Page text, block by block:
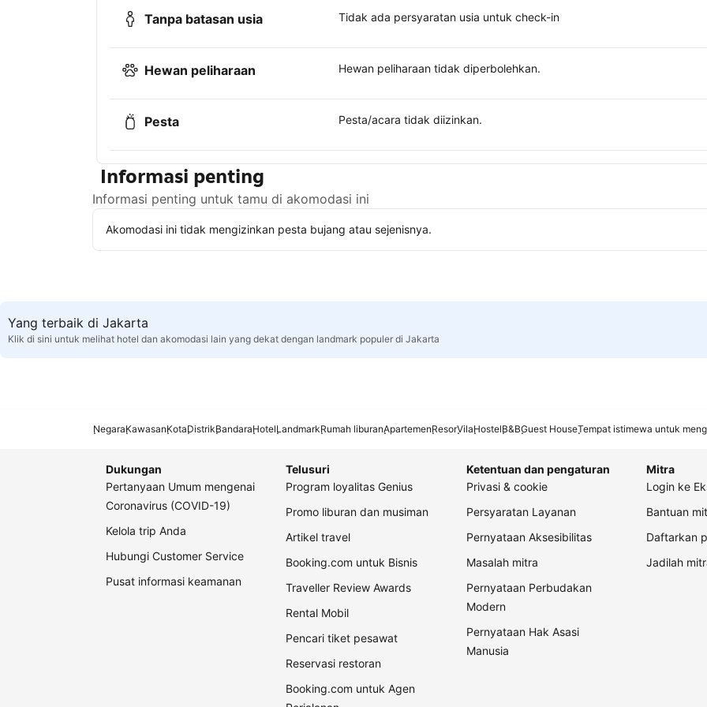
Tanpa batasan usia Tidak ada persyaratan usia untuk check-in
Hewan peliharaan Hewan peliharaan tidak diperbolehkan.
Pesta Pesta/acara tidak diizinkan.
Informasi penting
Informasi penting untuk tamu di akomodasi ini
Akomodasi ini tidak mengizinkan pesta bujang atau sejenisnya.
Yang terbaik di Jakarta
Klik di sini untuk melihat hotel dan akomodasi lain yang dekat dengan landmark populer di Jakarta
NegaraKawasanKotaDistrikBandaraHotelLandmarkRumah liburanApartemenResorVilaHostelB&BGuest HouseTempat istimewa untuk
Dukungan
Pertanyaan Umum mengenai
Coronavirus (COVID-19)
Kelola trip Anda
Hubungi Customer Service
Pusat informasi keamanan
Telusuri
Program loyalitas Genius
Promo liburan dan musiman
Artikel travel
Booking.com untuk Bisnis
Traveller Review Awards
Rental Mobil
Pencari tiket pesawat
Reservasi restoran
Booking.com untuk Agen
Ketentuan dan pengaturan
Privasi & cookie
Persyaratan Layanan
Pernyataan Aksesibilitas
Masalah mitra
Pernyataan Perbudakan
Modern
Pernyataan Hak Asasi
Manusia
Mitra
Login ke
Bantuan
Daftarkan
Jadilah